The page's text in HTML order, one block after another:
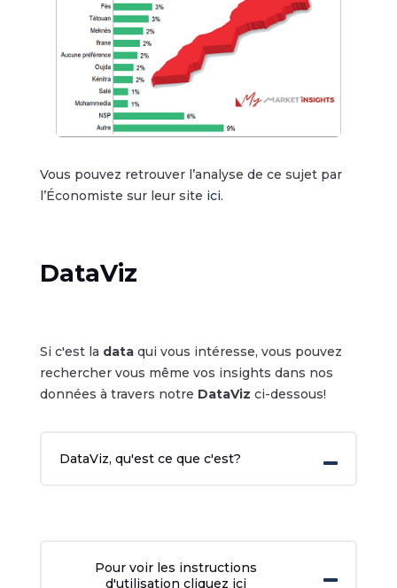
Vous pouvez retrouver l’analyse de ce sujet par
l’Économiste sur leur site ici.
DataViz
Si c'est la dataqui vous intéresse, vous pouvez
rechercher vous même vos insights dans nos
données à travers notre DataViz ci-dessous!
DataViz, qu'est ce que c'est?
Pour voir les instructions
d'utilisation cliquez ici